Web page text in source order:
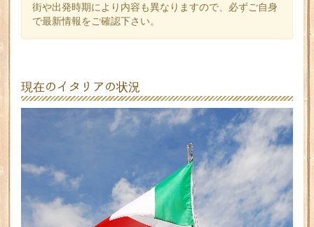
街や出発時期により内容も異なりますので、必ずご自身
で最新情報をご確認下さい。
現在のイタリアの状況